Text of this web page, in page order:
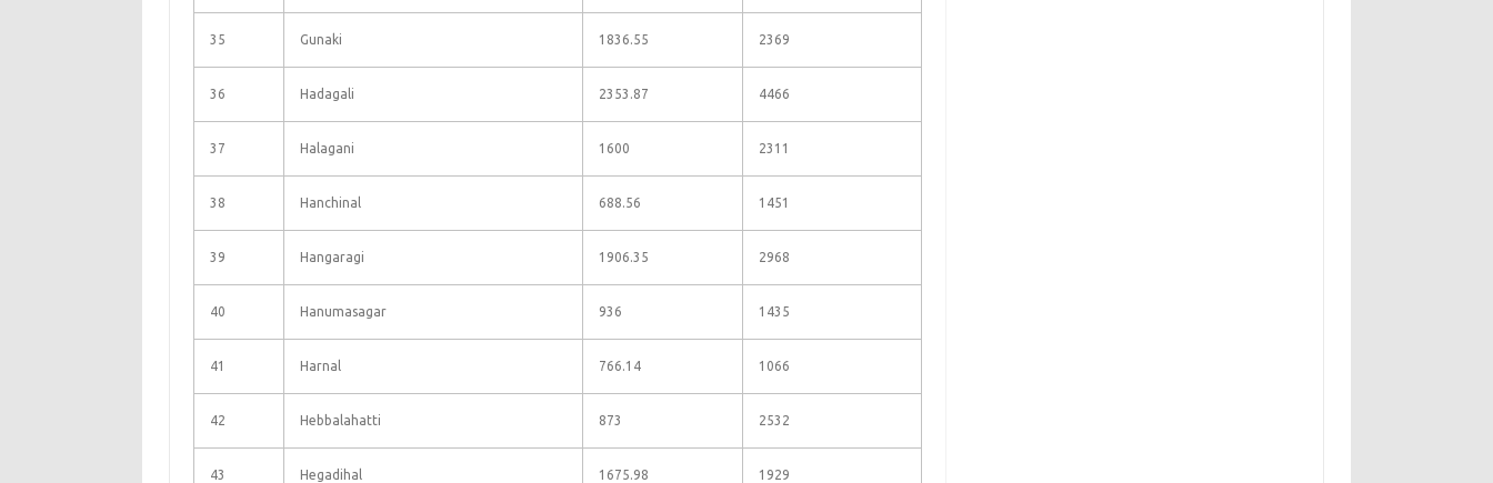
35 Gunaki 1836.55 2369
36 Hadagali 2353.87 4466
37 Halagani 1600 2311
38 Hanchinal 688.56 1451
39 Hangaragi 1906.35 2968
40 Hanumasagar 936 1435
41 Harnal 766.14 1066
42 Hebbalahatti 873 2532
43 Hegadihal 1675.98 1929